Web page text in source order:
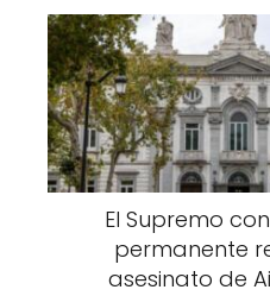
El Supremo
permanente
asesinato de